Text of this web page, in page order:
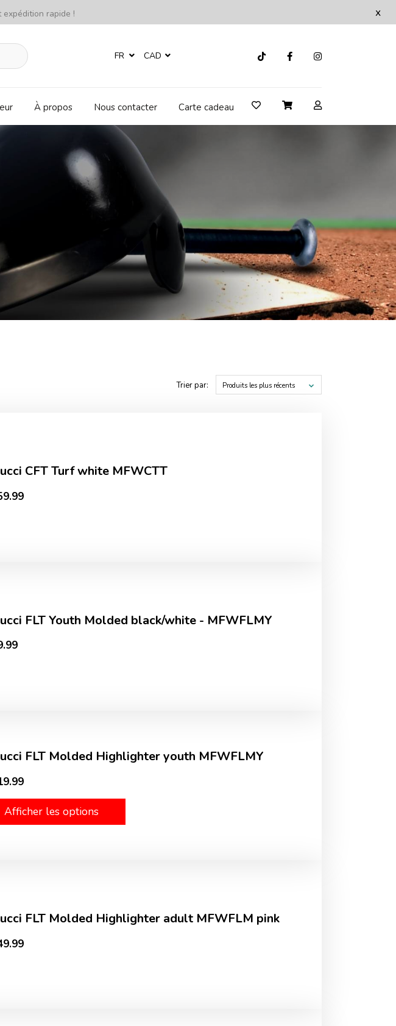
x
rapide !
FR CAD
À propos Nous contacter Carte cadeau
Trier par: Produits les plus récents
CFT Turf white MFWCTT
FLT Youth Molded black/white - MFWFLMY
FLT Molded Highlighter youth MFWFLMY
Afficher les options
FLT Molded Highlighter adult MFWFLM pink